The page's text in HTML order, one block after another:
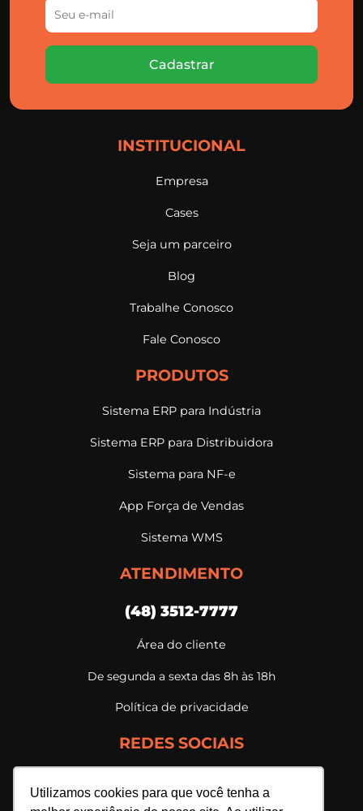
Utilizamos cookies para que você tenha a
Cadastrar
INSTITUCIONAL
Empresa
Cases
Seja um parceiro
Blog
Trabalhe Conosco
Fale Conosco
PRODUTOS
Sistema ERP para Indústria
Sistema ERP para Distribuidora
Sistema para NF-e
App Força de Vendas
Sistema WMS
ATENDIMENTO
(48) 3512-7777
Área do cliente
De segunda a sexta das 8h às 18h
Política de privacidade
REDES SOCIAIS